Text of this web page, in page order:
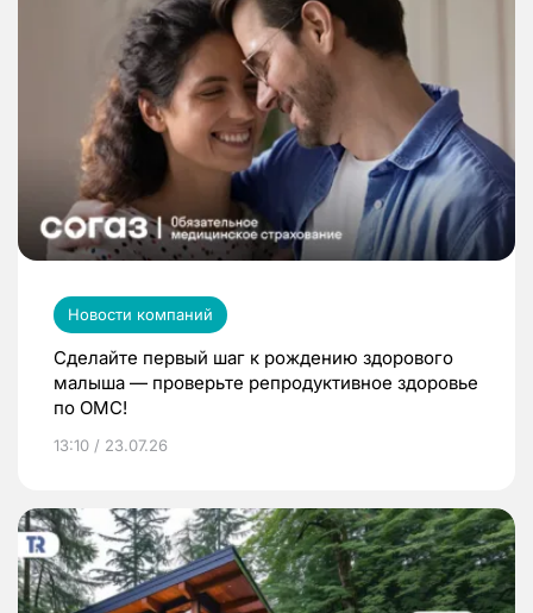
Новости компаний
Сделайте первый шаг к рождению здорового
малыша — проверьте репродуктивное здоровье
по ОМС!
13:10 / 23.07.26